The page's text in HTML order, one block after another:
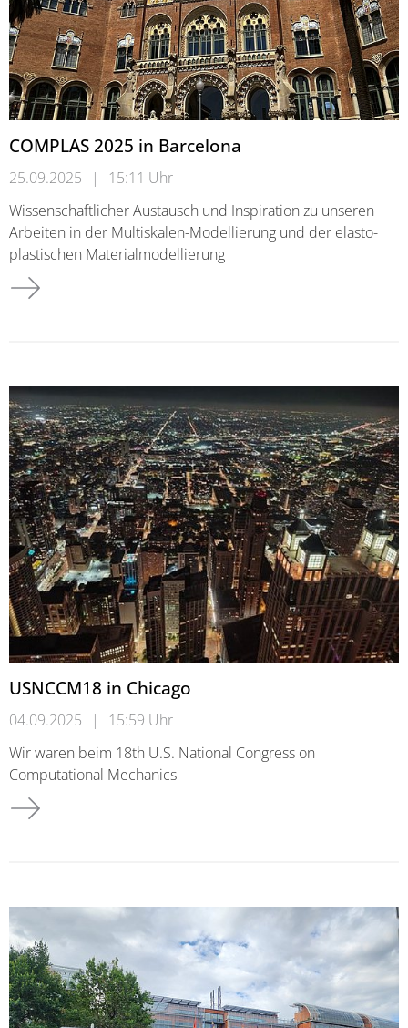
COMPLAS 2025 in Barcelona
25.09.2025 |
15:11 Uhr
Wissenschaftlicher Austausch und Inspiration zu unseren
Arbeiten in der Multiskalen-Modellierung und der elasto-
plastischen Materialmodellierung
COMPLAS 2025 in Barcelona
USNCCM18 in Chicago
04.09.2025 |
15:59 Uhr
Wir waren beim 18th U.S. National Congress on
Computational Mechanics
USNCCM18 in Chicago